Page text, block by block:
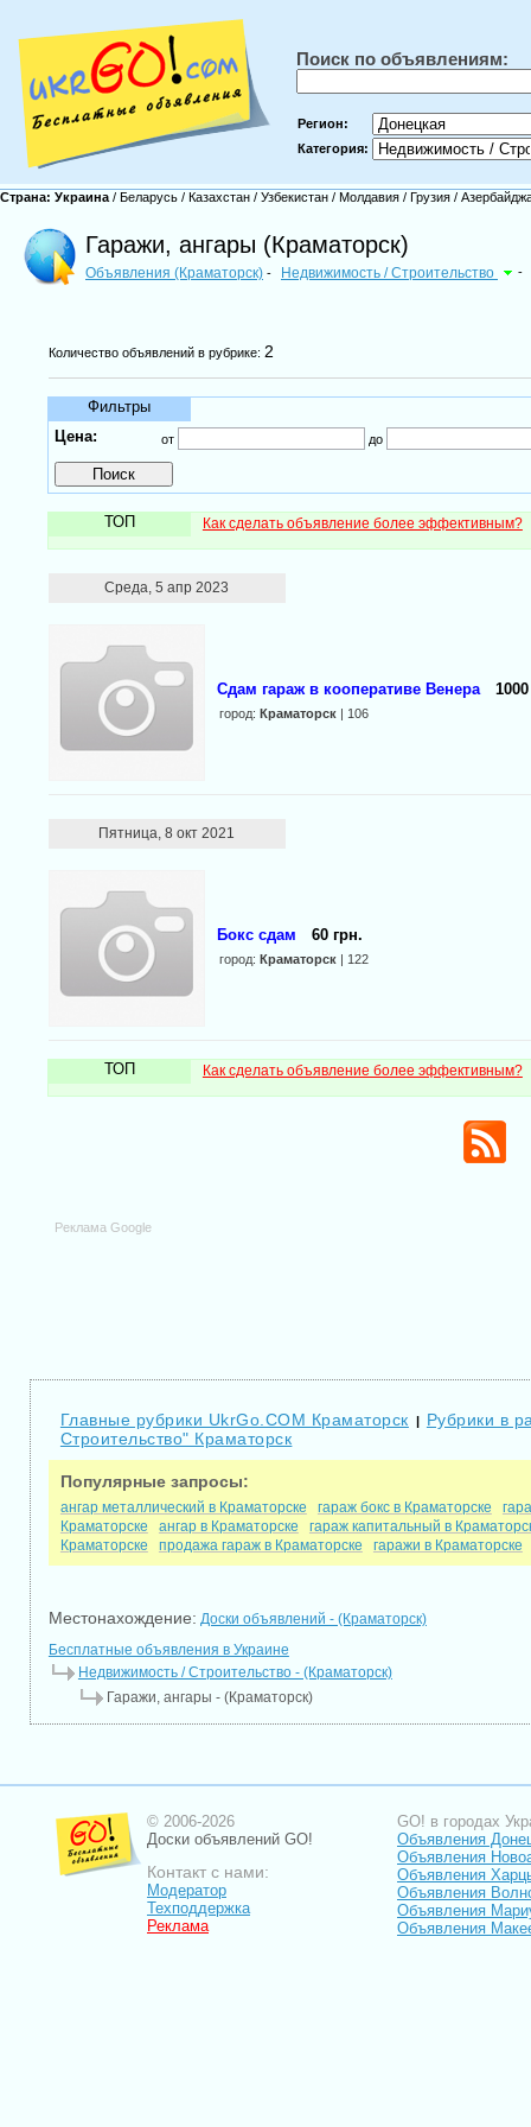
Поиск по объявлениям:
Регион:
Категория:
Страна: Украина / Беларусь / Казахстан / Узбекистан / Молдавия / Грузия /
Гаражи, ангары (Краматорск)
Объявления (Краматорск) - Недвижимость / Строительство -
Количество объявлений в рубрике: 2
Фильтры
Цена:
от до
ТОП Как сделать объявление более эффективным?
Среда, 5 апр 2023
Сдам гараж в кооперативе Венера
город: Краматорск| 106
Пятница, 8 окт 2021
Бокс сдам 60 грн.
город: Краматорск| 122
ТОП Как сделать объявление более эффективным?
Реклама Google
Главные рубрики UkrGo.COM Краматорск | Рубрики в
Строительство" Краматорск
Популярные запросы:
ангар металлический в Краматорске гараж бокс в Краматорске
Краматорске
ангар в Краматорске
гараж капитальный в
Краматорске
продажа гараж в Краматорске гаражи в Краматорске
Местонахождение: Доски объявлений - (Краматорск)
Бесплатные объявления в Украине
Недвижимость / Строительство - (Краматорск)
Гаражи, ангары - (Краматорск)
© 2006-2026
Доски объявлений GO!
Контакт с нами:
Модератор
Техподдержка
Реклама
GO! в городах
Объявления
Объявления
Объявления
Объявления
Объявления
Объявления